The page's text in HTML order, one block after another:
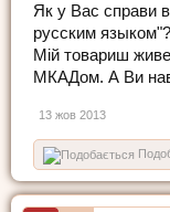
Як у Вас справи
русским языком"?
Мій товариш
МКАДом. А Ви
13 жов 2013